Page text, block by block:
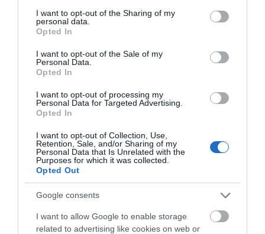
not limited to your visit or usage behaviour. You may click to
grant or deny consent to Google and its third-party tags to
use your data for below specified purposes in below Google
consent section.
I want to opt-out of the Sharing of my
personal data.
Opted In
I want to opt-out of the Sale of my
Personal Data.
Opted In
I want to opt-out of processing my
Personal Data for Targeted Advertising.
Opted In
I want to opt-out of Collection, Use,
Retention, Sale, and/or Sharing of my
Personal Data that Is Unrelated with the
Purposes for which it was collected.
Opted Out
Google consents
I want to allow Google to enable storage
related to advertising like cookies on web or
06.08.2026 | 20:20